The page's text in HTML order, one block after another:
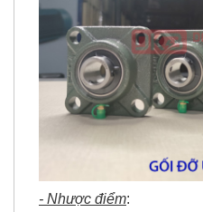
Song song ưu điểm thì